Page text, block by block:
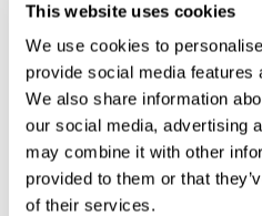
This website uses cookies
We use cookies to
provide social media features
We also share information
our social media, advertising
may combine it with other
provided to them or that
of their services.
인지 기능을 어떻
인지 자극 작업을 수행 할 때 뇌는
연결을 강화합니다. 신경 연결을
해야 할 때 적절한 반응을 제공하
줍니다. 이런 식으로 인지 자극 활
받았을 때 강화 된 연결을 사용하여
게 만들 수 있습니다. 즉, 연구에 관
화하면 더 나은 인지 자원을 획득 할